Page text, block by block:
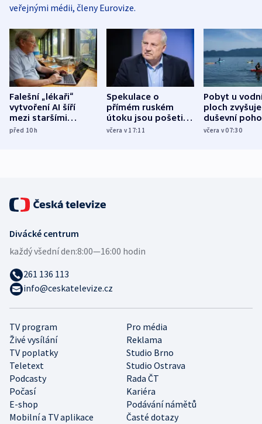
veřejnými médii, členy Eurovize.
Falešní „lékaři“
vytvoření AI šíří
mezi staršími
Poláky nebezpečné
před 10h
Spekulace o
přímém ruském
útoku jsou pošetilé,
míní estonský
včera v 17:11
Pobyt u
ploch zvyšuje
duševní
ukázala
včera v 07:30
TV program
Pro média
Živé vysílání
Reklama
TV poplatky
Studio Brno
Teletext
Studio Ostrava
Podcasty
Rada ČT
Počasí
Kariéra
E-shop
Podávání námětů
Mobilní a TV aplikace
Časté dotazy
Divácké centrum
každý všední den:8:00—16:00 hodin
261 136 113
info@ceskatelevize.cz